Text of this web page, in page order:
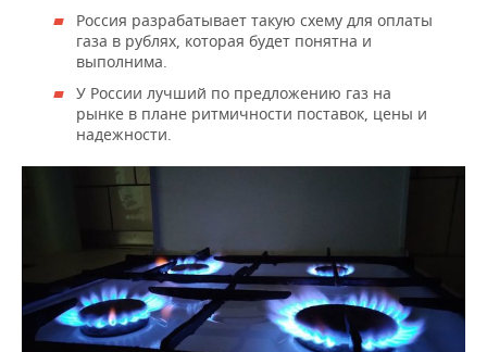
Россия разрабатывает такую схему для оплаты
газа в рублях, которая будет понятна и
выполнима.
У России лучший по предложению газ на
рынке в плане ритмичности поставок, цены и
надежности.